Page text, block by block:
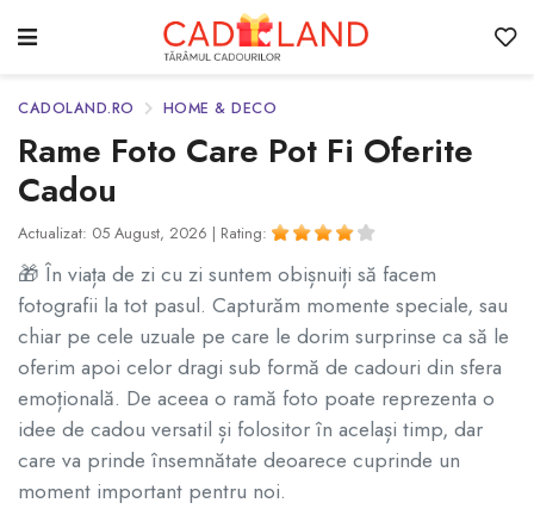
CADOLAND.RO HOME & DECO
Rame Foto Care Pot Fi Oferite
Cadou
Actualizat: 05 August, 2026 | Rating:
🎁 În viața de zi cu zi suntem obișnuiți să facem
fotografii la tot pasul. Capturăm momente speciale, sau
chiar pe cele uzuale pe care le dorim surprinse ca să le
oferim apoi celor dragi sub formă de cadouri din sfera
emoțională. De aceea o ramă foto poate reprezenta o
idee de cadou versatil și folositor în același timp, dar
care va prinde însemnătate deoarece cuprinde un
moment important pentru noi.